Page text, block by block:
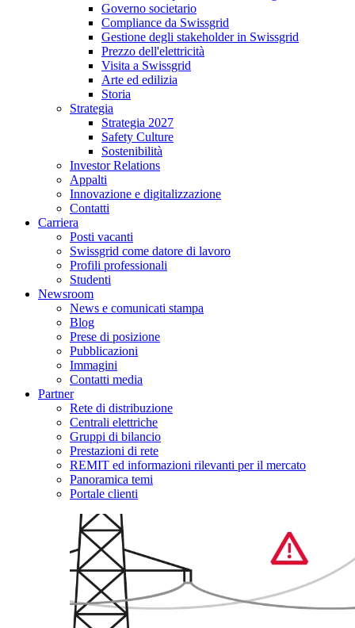
Governo societario
Compliance da Swissgrid
Gestione degli stakeholder in Swissgrid
Prezzo dell'elettricità
Visita a Swissgrid
Arte ed edilizia
Storia
Strategia
Strategia 2027
Safety Culture
Sostenibilità
Investor Relations
Appalti
Innovazione e digitalizzazione
Contatti
Carriera
Posti vacanti
Swissgrid come datore di lavoro
Profili professionali
Studenti
Newsroom
News e comunicati stampa
Blog
Prese di posizione
Pubblicazioni
Immagini
Contatti media
Partner
Rete di distribuzione
Centrali elettriche
Gruppi di bilancio
Prestazioni di rete
REMIT ed informazioni rilevanti per il mercato
Panoramica temi
Portale clienti